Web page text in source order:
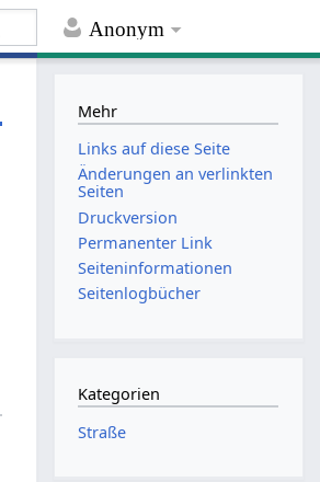
Anonym
Mehr
Links auf diese Seite
Änderungen an verlinkten
Seiten
Druckversion
Permanenter Link
Seiten­informationen
Seitenlogbücher
Kategorien
Straße